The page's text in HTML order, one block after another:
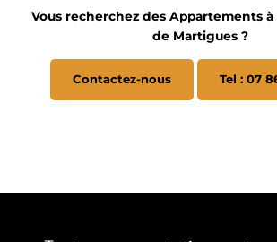
Vous recherchez des Appartements
de Martigues ?
Contactez-nous Tel : 07